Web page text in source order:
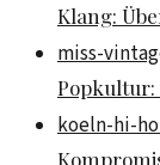
Klang:
miss-
Popkultur:
koeln-hi-